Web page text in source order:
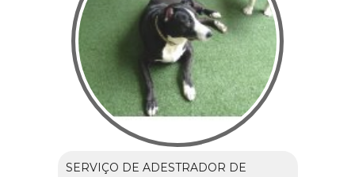
SERVIÇO DE ADESTRADOR DE